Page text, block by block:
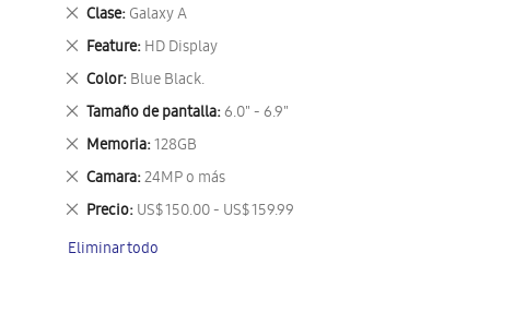
Clase Galaxy A
Eliminar
este
artículo
Feature HD Display
Eliminar
este
artículo
Color Blue Black.
Eliminar
este
artículo
Tamaño de pantalla 6.0" - 6.9"
Eliminar
este
artículo
Memoria 128GB
Eliminar
este
artículo
Camara 24MP o más
Eliminar
este
artículo
Precio US$ 150.00 - US$ 159.99
Eliminar
artículo
Eliminar todo